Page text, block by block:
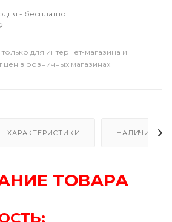
- бесплатно
для интернет-магазина и
цен в розничных магазинах
ХАРАКТЕРИСТИКИ НАЛИЧИЕ В
ТОВАРА